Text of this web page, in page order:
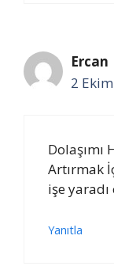
Ercan
2
Dolaşımı
Artırmak
işe
Yanıtla